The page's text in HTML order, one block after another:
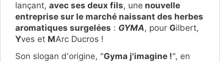
lançant, avec ses deux fils, une nouvelle
entreprise sur le marché naissant des herbes
aromatiques surgelées : GYMA, pour Gilbert,
Yves et MArc Ducros !
Son slogan d'origine, "Gyma j'imagine !", en